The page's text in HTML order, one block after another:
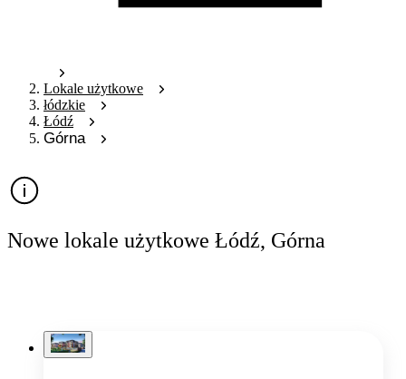
Lokale użytkowe
łódzkie
Łódź
Górna
Nowe lokale użytkowe Łódź, Górna